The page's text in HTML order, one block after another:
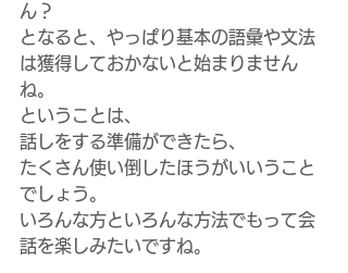
ん？
となると、やっぱり基本の語彙や文法
は獲得しておかないと始まりません
ね。
ということは、
話しをする準備ができたら、
たくさん使い倒したほうがいいうこと
でしょう。
いろんな方といろんな方法でもって会
話を楽しみたいですね。